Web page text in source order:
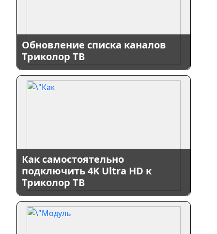
Обновление списка каналов
Триколор ТВ
Как самостоятельно
подключить 4K Ultra HD к
Триколор ТВ